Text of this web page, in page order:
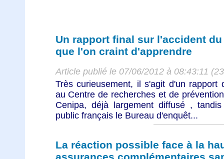
Un rapport final sur l'accident
que l'on craint d'apprendre
Article publié le 07/06/2012 à 08:43:11
Très curieusement, il s'agit d'un rapport
au Centre de recherches et de
Cenipa, déjà largement diffusé ,
public français le Bureau d'enquêt...
La réaction possible face à la